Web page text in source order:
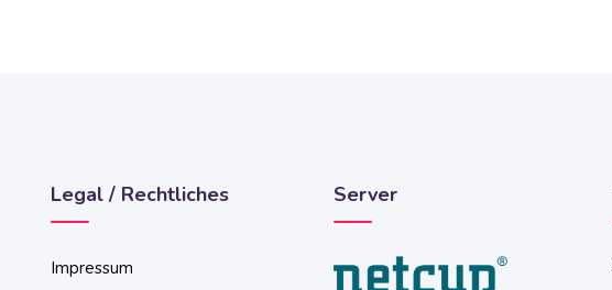
Legal / Rechtliches
Impressum
Server